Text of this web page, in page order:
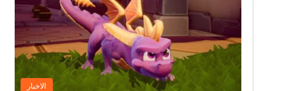
الاخبار